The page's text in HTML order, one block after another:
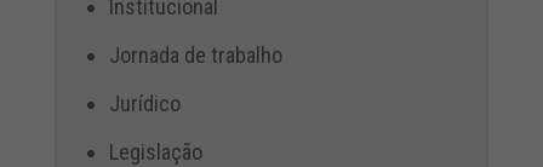
Institucional
Jornada de trabalho
Jurídico
Legislação